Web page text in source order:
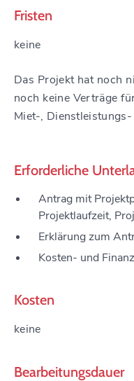
Fristen
keine
Das Projekt hat noch
noch keine Verträge
Miet-,
Erforderliche
Antrag mit
Projektlaufzeit,
Erklärung zum
Kosten- und
Kosten
keine
Bearbeitungsdauer